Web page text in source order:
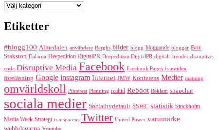
Kategorier
Etiketter
#blogg100 Almedalen användare Berghs bilder blogg bloggande bloggar Brit
Stakston Dalarna Deepedition DigitalPR Deepedition DigitalPR digitala trender disruptive
code Disruptive Media Facebook Facebook Pages framtiden
föreläsning Google instagram Internet JMW Konferens Medier mätning
omvärldskoll Pinterest Planning realtid Reboot Reklam snapchat
sociala medier Socialbydefault SSWC statistik Stockholm
Media Week Strategi transparens Twitter United Power varumärke